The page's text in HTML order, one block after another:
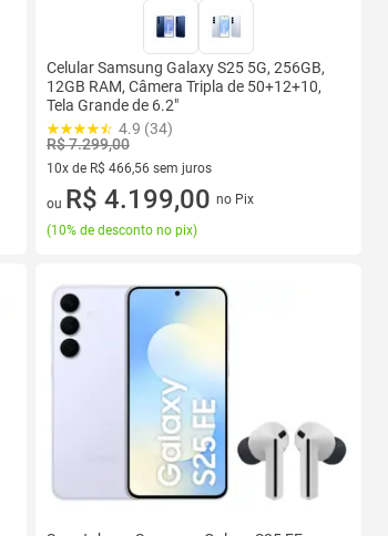
Celular Samsung Galaxy S25 5G, 256GB,
12GB RAM, Câmera Tripla de 50+12+10,
Tela Grande de 6.2"
4.9 (34)
R$ 7.299,00
10x de R$ 466,56 sem juros
10 vez de R$ 466,56 sem juros
ou R$ 4.199,00 no Pix
(10% de desconto no pix)